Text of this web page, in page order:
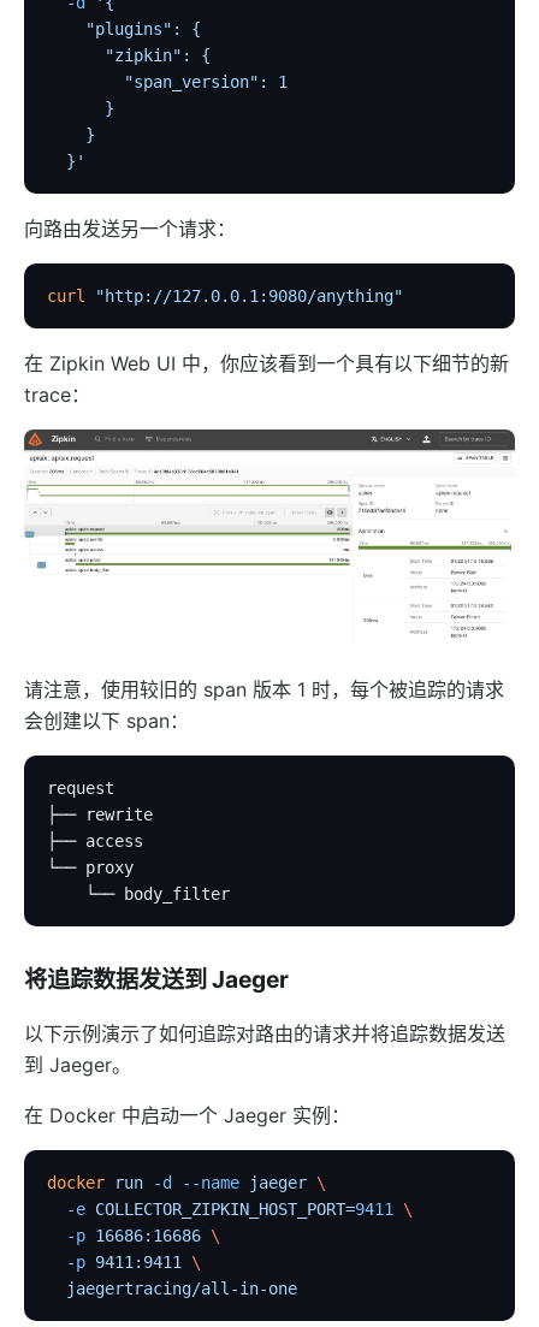
    "plugins": {
      "zipkin": {
        "span_version": 1
      }
    }
  }'
向路由发送另一个请求：
curl "http://127.0.0.1:9080/anything"
在 Zipkin Web UI 中，你应该看到一个具有以下细节的新
trace：
请注意，使用较旧的 span 版本 1 时，每个被追踪的请求
会创建以下 span：
request
├── rewrite
├── access
└── proxy
    └── body_filter
将追踪数据发送到 Jaeger
以下示例演示了如何追踪对路由的请求并将追踪数据发送
到 Jaeger。
在 Docker 中启动一个 Jaeger 实例：
docker run -d --name jaeger \
  -e
COLLECTOR_ZIPKIN_HOST_PORT=9411
\
  -p
16686:16686 \
  -p
9411:9411
\
  jaegertracing/all-in-one